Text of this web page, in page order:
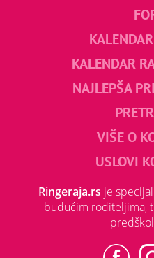
KALENDAR
NAJLEPŠA
VIŠE O
USLOVI
Ringeraja.rs je
budućim roditeljima,